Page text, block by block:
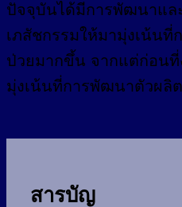
ปัจจุบันได้มีการพัฒนาแล
เภสัชกรรมให้มามุ่งเน้นที่
ป่วยมากขึ้น จากแต่ก่อน
มุ่งเน้นที่การพัฒนาตัวผลิ
สารบัญ